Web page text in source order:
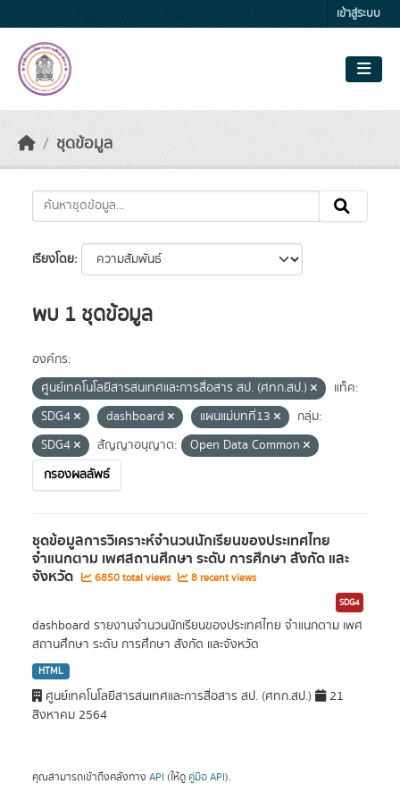
เข้าสู่ระบบ
ชุดข้อมูล
เรียงโดย
พบ 1 ชุดข้อมูล
องค์กร:
ศูนย์เทคโนโลยีสารสนเทศและการสื่อสาร สป. (ศทก.สป.)
แท็ค:
SDG4
dashboard แผนแม่บทที่13
กลุ่ม:
SDG4
สัญญาอนุญาต:
Open Data Common
กรองผลลัพธ์
ชุดข้อมูลการวิเคราะห์จำนวนนักเรียนของประเทศไทย
จำแนกตาม เพศสถานศึกษา ระดับ การศึกษา สังกัด และ
จังหวัด 6850 total views 8 recent views
SDG4
dashboard รายงานจำนวนนักเรียนของประเทศไทย จำแนกตาม เพศ
สถานศึกษา ระดับ การศึกษา สังกัด และจังหวัด
HTML
ศูนย์เทคโนโลยีสารสนเทศและการสื่อสาร สป. (ศทก.สป.)
21
สิงหาคม 2564
คุณสามารถเข้าถึงคลังทาง API (ให้ดู คู่มือ API).